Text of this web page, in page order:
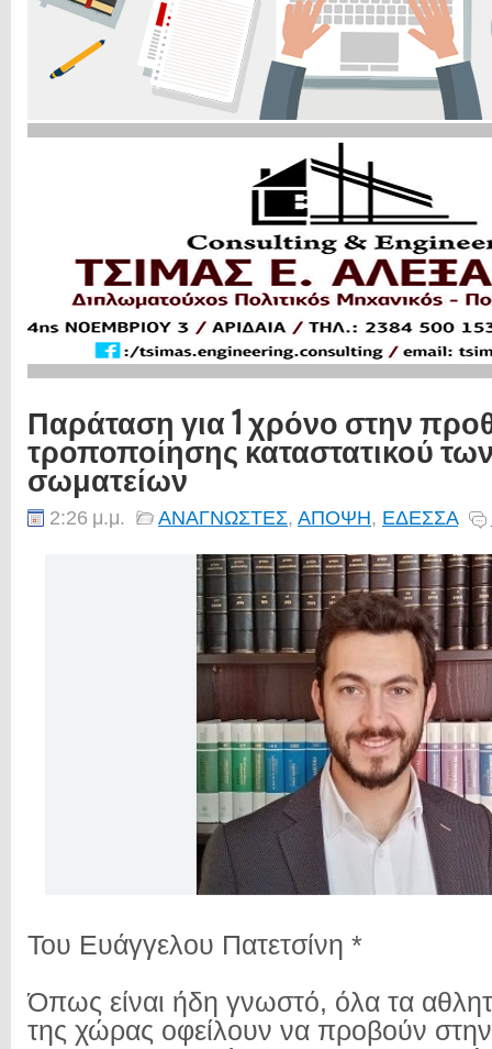
Παράταση για 1 χρόνο στην
τροποποίησης καταστατικού
σωματείων
2:26 μ.μ. ΑΝΑΓΝΩΣΤΕΣ, ΑΠΟΨΗ, ΕΔΕΣΣΑ
Του Ευάγγελου Πατετσίνη *
Όπως είναι ήδη γνωστό, όλα τα
της χώρας οφείλουν να προβούν